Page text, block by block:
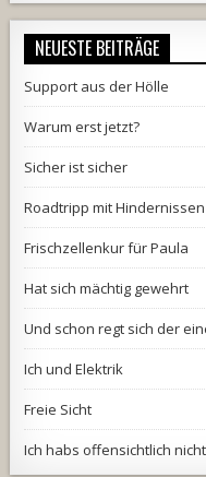
NEUESTE BEITRÄGE
Support aus der Hölle
Warum erst jetzt?
Sicher ist sicher
Roadtripp mit Hindernissen
Frischzellenkur für Paula
Hat sich mächtig gewehrt
Und schon regt sich der
Ich und Elektrik
Freie Sicht
Ich habs offensichtlich